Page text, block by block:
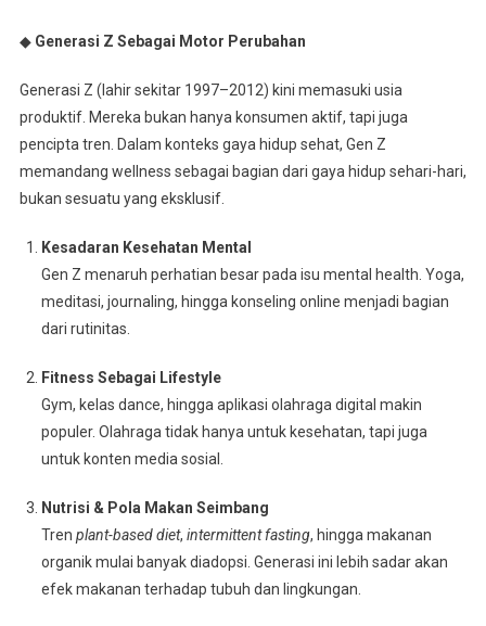
◆ Generasi Z Sebagai Motor Perubahan
Generasi Z (lahir sekitar 1997–2012) kini memasuki usia
produktif. Mereka bukan hanya konsumen aktif, tapi juga
pencipta tren. Dalam konteks gaya hidup sehat, Gen Z
memandang wellness sebagai bagian dari gaya hidup sehari-hari,
bukan sesuatu yang eksklusif.
Kesadaran Kesehatan Mental
Gen Z menaruh perhatian besar pada isu mental health. Yoga,
meditasi, journaling, hingga konseling online menjadi bagian
dari rutinitas.
Fitness Sebagai Lifestyle
Gym, kelas dance, hingga aplikasi olahraga digital makin
populer. Olahraga tidak hanya untuk kesehatan, tapi juga
untuk konten media sosial.
Nutrisi & Pola Makan Seimbang
Tren plant-based diet, intermittent fasting, hingga makanan
organik mulai banyak diadopsi. Generasi ini lebih sadar akan
efek makanan terhadap tubuh dan lingkungan.